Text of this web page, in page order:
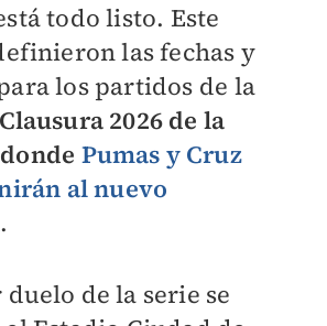
todo listo. Este
las fechas y
los partidos de la
2026 de la
Pumas y Cruz
al nuevo
.
de la serie se